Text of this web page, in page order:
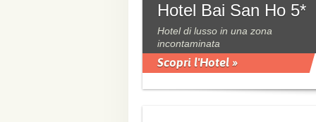
Hotel Bai San Ho 5*
Hotel di lusso in una zona
incontaminata
Scopri l'Hotel »